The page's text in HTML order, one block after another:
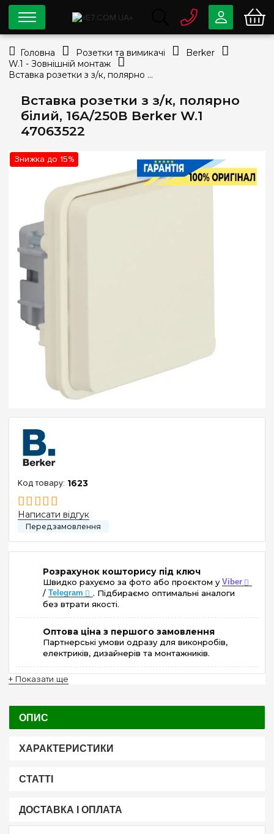
Вставка розетки з з/к, полярно
білий, 16А/250В Berker W.1
47063522
Знижка до 15%
1623
Написати відгук
Розрахунок кошторису під ключ
Швидко рахуємо за фото або проєктом у Viber
/ Telegram
. Підбираємо оптимальні аналоги
без втрати якості.
Оптова ціна з першого замовлення
Партнерські умови одразу для виконробів,
електриків, дизайнерів та монтажників.
+ Показати ще
ОПИС
ХАРАКТЕРИСТИКИ
СТАТТІ
ДОСТАВКА І ОПЛАТА
0 80033-63-07
334-79-78
Viber Telegram
Головна Розетки та вимикачі
Berker
W.1 - Зовнішній монтаж
Вставка розетки з з/к, полярно білий, 16А/250В Berker W.1 47063522